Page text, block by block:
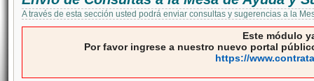
A través de esta sección usted podrá enviar consultas y sugerencias a la
Este módulo
Por favor ingrese a nuestro nuevo portal
https://